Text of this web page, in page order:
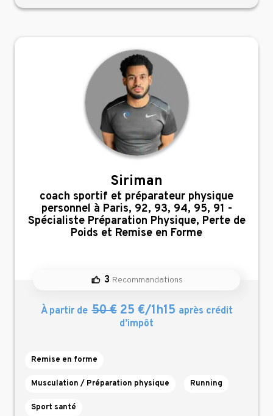
Siriman
,
coach sportif et préparateur physique
personnel à Paris, 92, 93, 94, 95, 91 -
Spécialiste Préparation Physique, Perte de
Poids et Remise en Forme
3 Recommandations
À partir de 50 €25 €/1h15 après crédit
d’impôt
Remise en forme
Musculation / Préparation physique Running
Sport santé